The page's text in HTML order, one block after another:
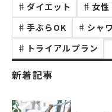
♯ ダイエット ♯ 女
♯ 手ぶらOK ♯ シャ
♯ トライアルプラン
新着記事